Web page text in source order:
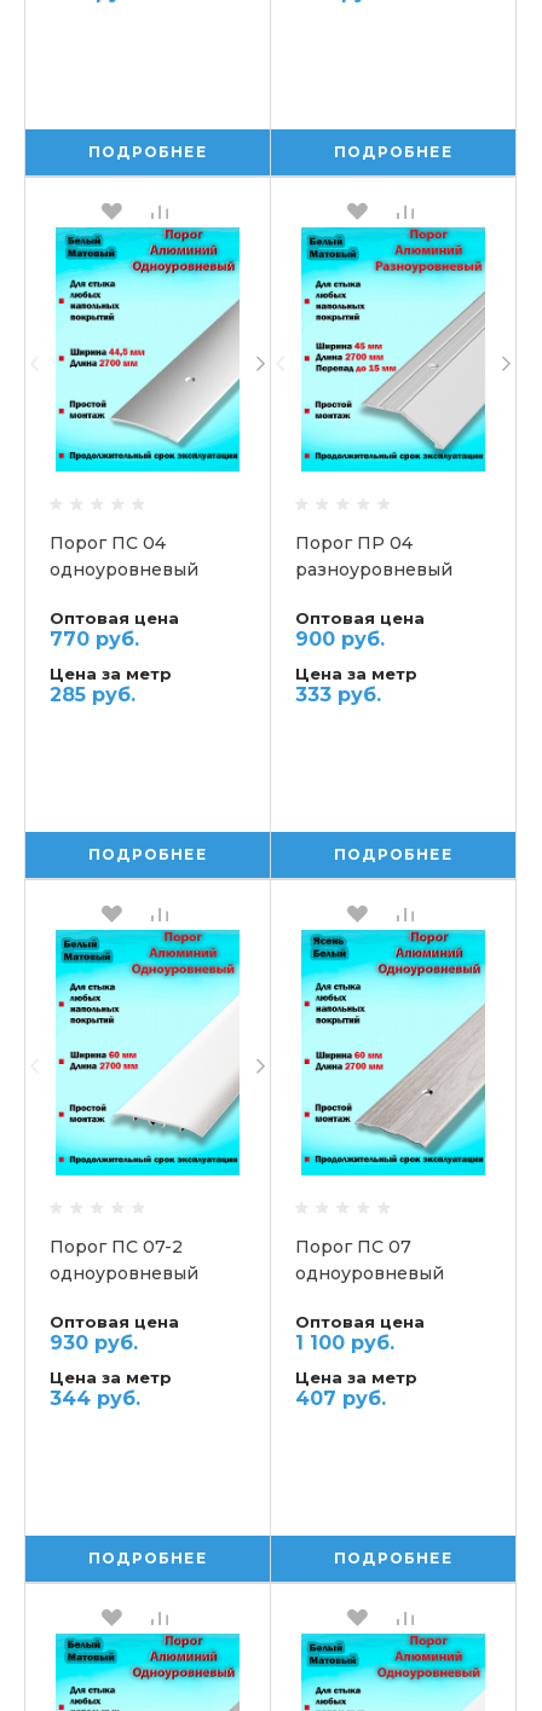
ПОДРОБНЕЕ ПОДРОБНЕЕ
Порог ПС 04
одноуровневый
Оптовая цена
770 руб.
Цена за метр
285 руб.
ПОДРОБНЕЕ
Порог ПР 04
разноуровневый
Оптовая цена
900 руб.
Цена за метр
333 руб.
ПОДРОБНЕЕ
Порог ПС 07-2
одноуровневый
Оптовая цена
930 руб.
Цена за метр
344 руб.
ПОДРОБНЕЕ
Порог ПС 07
одноуровневый
Оптовая цена
1 100 руб.
Цена за метр
407 руб.
ПОДРОБНЕЕ